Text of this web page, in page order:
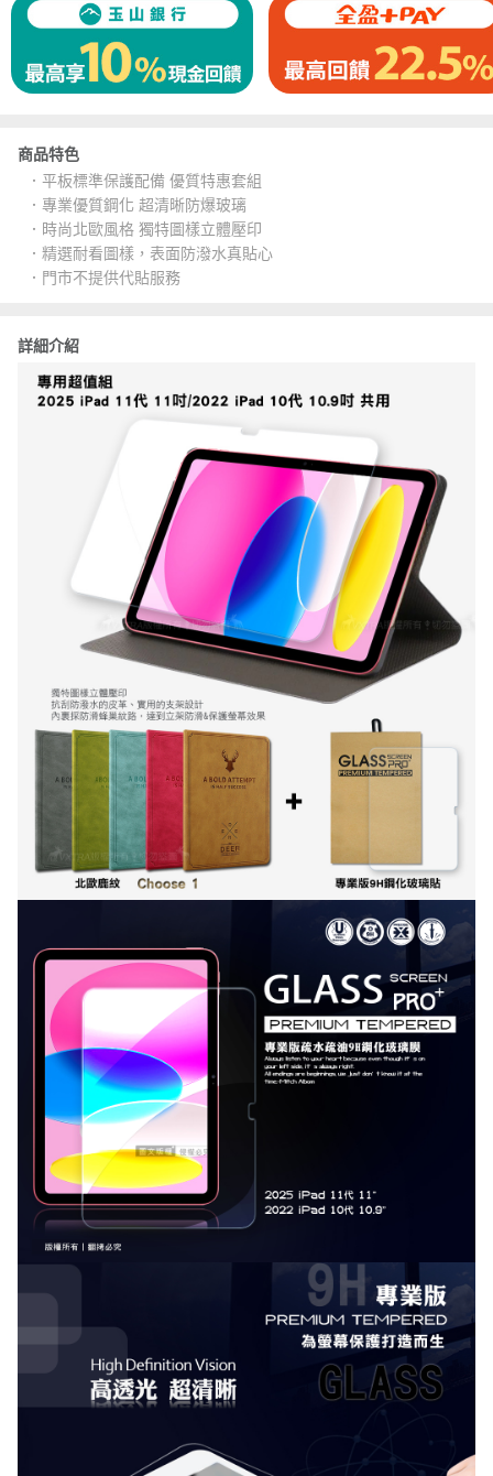
商品特色
．平板標準保護配備 優質特惠套組
．專業優質鋼化 超清晰防爆玻璃
．時尚北歐風格 獨特圖樣立體壓印
．精選耐看圖樣，表面防潑水真貼心
．門市不提供代貼服務
詳細介紹